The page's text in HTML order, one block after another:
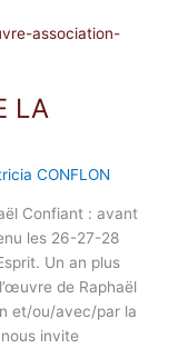
LA
CONFLON
Confiant : avant
les 26-27-28
Un an plus
de Raphaël
et/ou/avec/par la
invite